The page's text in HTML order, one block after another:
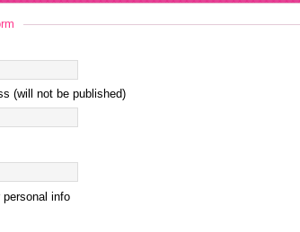
(will not be published)
personal info